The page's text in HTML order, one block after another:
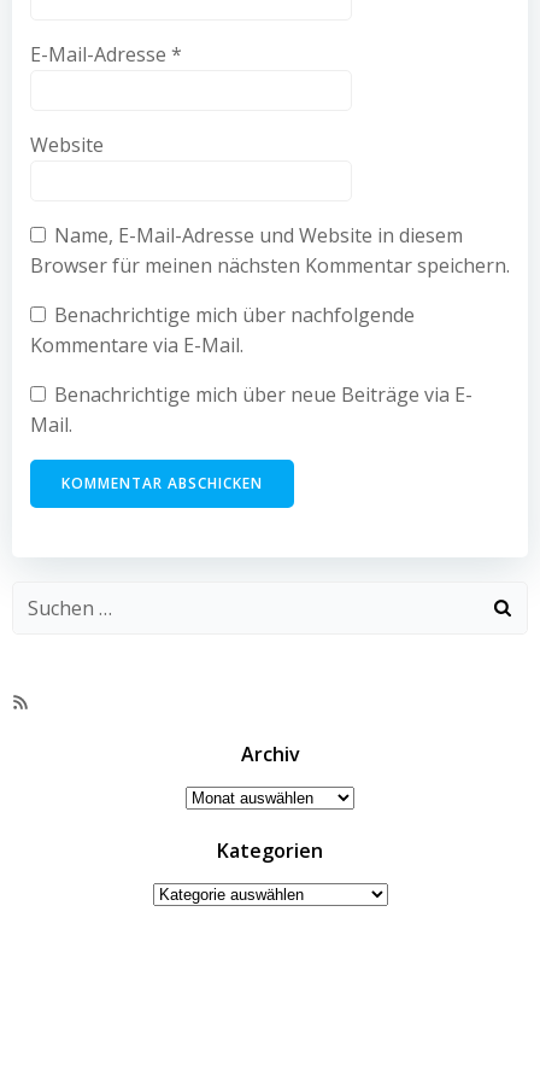
E-Mail-Adresse *
Website
Name, E-Mail-Adresse und Website in diesem
Browser für meinen nächsten Kommentar speichern.
Benachrichtige mich über nachfolgende
Kommentare via E-Mail.
Benachrichtige mich über neue Beiträge via E-
Mail.
RSS-
Archiv
Archiv
Kategorien
Kategorien